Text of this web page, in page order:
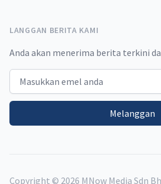
LANGGAN BERITA KAMI
Anda akan menerima berita terkini
Email address
Melanggan
Copyright © 2026 MNow Media Sdn